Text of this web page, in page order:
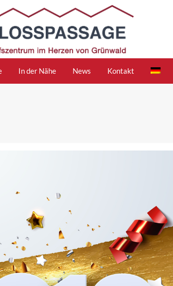
In der Nähe News Kontakt